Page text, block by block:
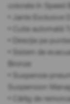
colorate în Speed
• Jante
• Cutie automată
• Direcție pe
• Sistem de
Bronze
• Suspensie
Suspension
• Cârlig de